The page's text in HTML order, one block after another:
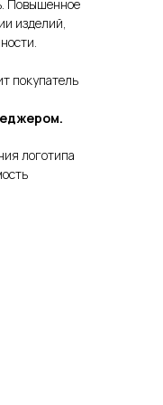
Повышенное
изделий,
покупатель
логотипа